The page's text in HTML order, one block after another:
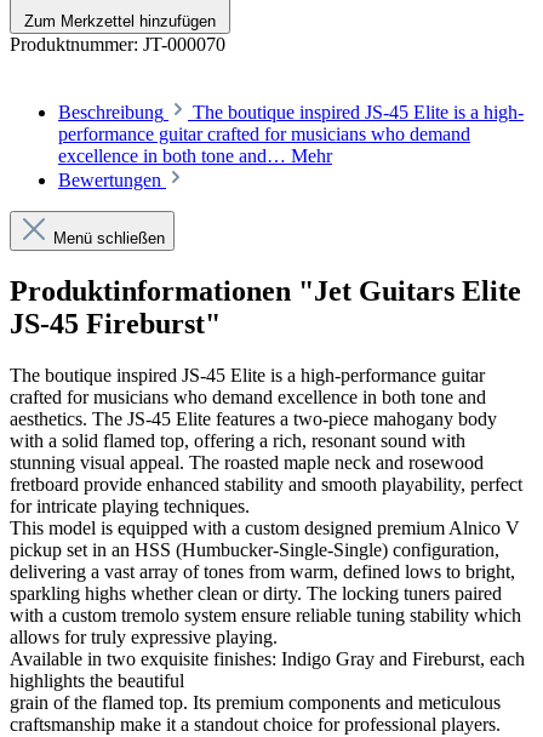
Zum Merkzettel hinzufügen
Produktnummer: JT-000070
Beschreibung
The boutique inspired JS-45 Elite is a high-
performance guitar crafted for musicians who demand
excellence in both tone and… Mehr
Bewertungen
Menü schließen
Produktinformationen "Jet Guitars Elite
JS-45 Fireburst"
The boutique inspired JS-45 Elite is a high-performance guitar
crafted for musicians who demand excellence in both tone and
aesthetics. The JS-45 Elite features a two-piece mahogany body
with a solid flamed top, offering a rich, resonant sound with
stunning visual appeal. The roasted maple neck and rosewood
fretboard provide enhanced stability and smooth playability, perfect
for intricate playing techniques.
This model is equipped with a custom designed premium Alnico V
pickup set in an HSS (Humbucker-Single-Single) configuration,
delivering a vast array of tones from warm, defined lows to bright,
sparkling highs whether clean or dirty. The locking tuners paired
with a custom tremolo system ensure reliable tuning stability which
allows for truly expressive playing.
Available in two exquisite finishes: Indigo Gray and Fireburst, each
highlights the beautiful
grain of the flamed top. Its premium components and meticulous
craftsmanship make it a standout choice for professional players.